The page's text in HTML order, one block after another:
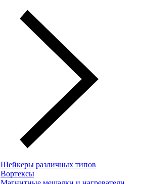
Шейкеры различных типов
Вортексы